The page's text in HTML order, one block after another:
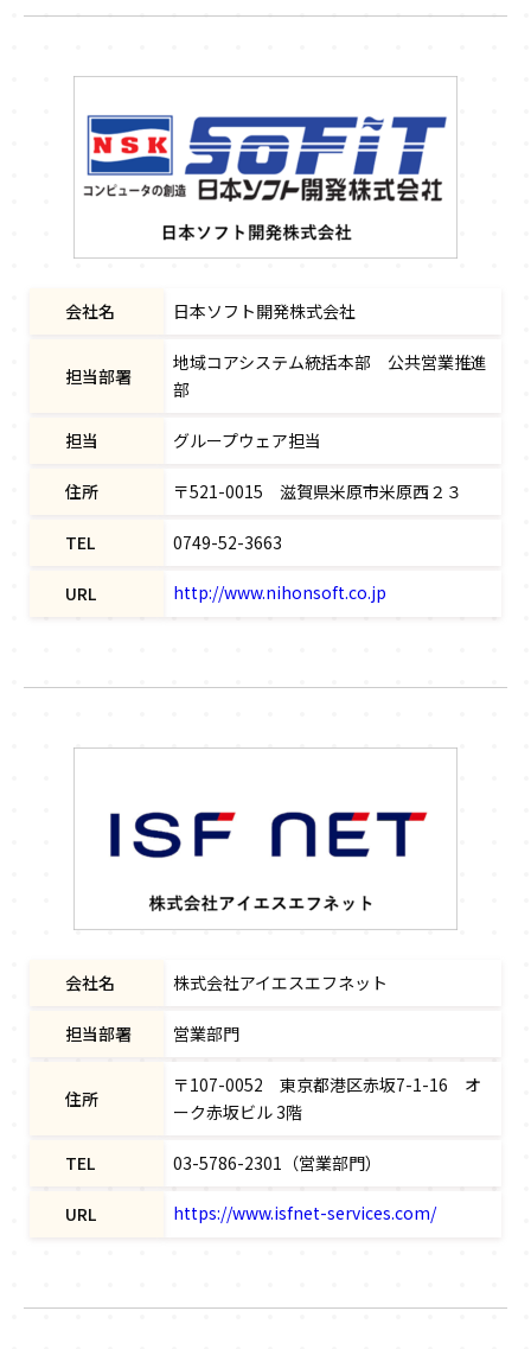
会社名 日本ソフト開発株式会社
担当部署
地域コアシステム統括本部 公共営業推進
部
担当 グループウェア担当
住所 〒521-0015 滋賀県米原市米原西２３
TEL 0749-52-3663
URL http://www.nihonsoft.co.jp
会社名 株式会社アイエスエフネット
担当部署 営業部門
住所
〒107-0052 東京都港区赤坂7-1-16 オ
ーク赤坂ビル 3階
TEL 03-5786-2301（営業部門）
URL https://www.isfnet-services.com/